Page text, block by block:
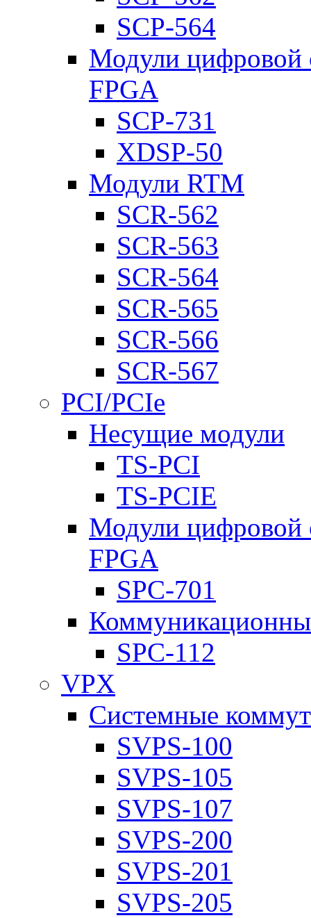
SCP-564
Модули цифровой
FPGA
SCP-731
XDSP-50
Модули RTM
SCR-562
SCR-563
SCR-564
SCR-565
SCR-566
SCR-567
PCI/PCIe
Несущие модули
TS-PCI
TS-PCIE
Модули цифровой
FPGA
SPC-701
SPC-112
VPX
Системные
SVPS-100
SVPS-105
SVPS-107
SVPS-200
SVPS-201
SVPS-205